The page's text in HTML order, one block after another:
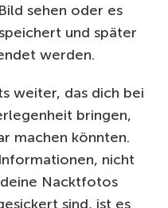
sehen oder es
und später
werden.
weiter, das dich bei
bringen,
machen könnten.
nicht
Nacktfotos
sind, ist es